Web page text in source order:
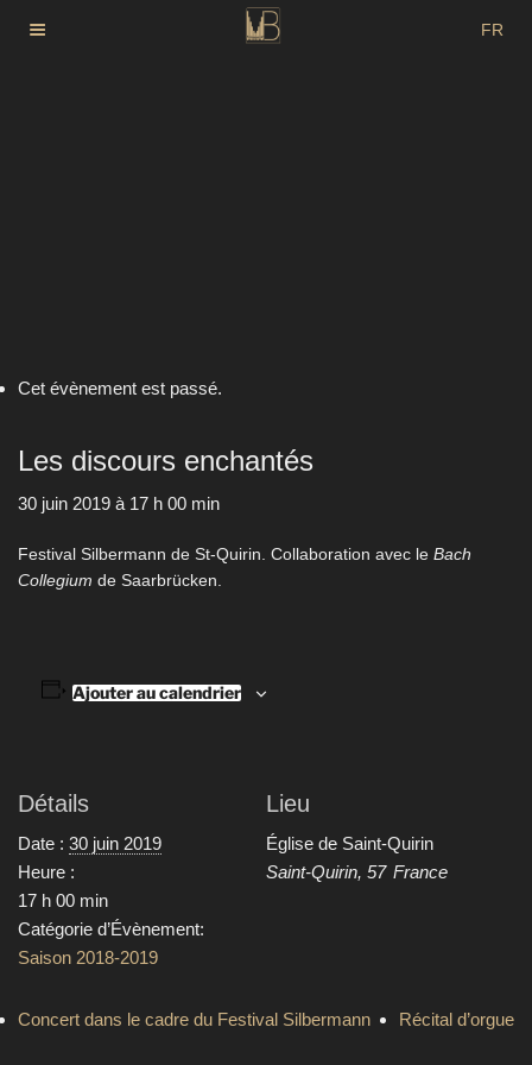
FR
Cet évènement est passé.
Les discours enchantés
30 juin 2019 à 17 h 00 min
Festival Silbermann de St-Quirin. Collaboration avec le Bach
Collegium de Saarbrücken.
Ajouter au calendrier
Détails
Date : 30 juin 2019
Heure :
17 h 00 min
Catégorie d’Évènement:
Saison 2018-2019
Lieu
Église de Saint-Quirin
Saint-Quirin, 57 France
Concert dans le cadre du Festival Silbermann Récital d’orgue